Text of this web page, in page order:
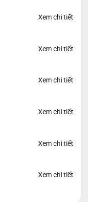
Xem chi tiết
Xem chi tiết
Xem chi tiết
Xem chi tiết
Xem chi tiết
Xem chi tiết